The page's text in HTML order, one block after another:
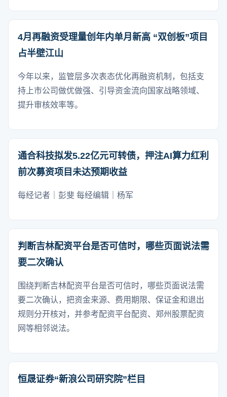
4月再融资受理量创年内单月新高 “双创板”项目
占半壁江山
今年以来，监管层多次表态优化再融资机制，包括支
持上市公司做优做强、引导资金流向国家战略领域、
提升审核效率等。
通合科技拟发5.22亿元可转债，押注AI算力红利
前次募资项目未达预期收益
每经记者｜彭斐 每经编辑｜杨军
判断吉林配资平台是否可信时，哪些页面说法需
要二次确认
围绕判断吉林配资平台是否可信时，哪些页面说法需
要二次确认，把资金来源、费用期限、保证金和退出
规则分开核对，并参考配资平台配资、郑州股票配资
网等相邻说法。
恒晟证券“新浪公司研究院”栏目